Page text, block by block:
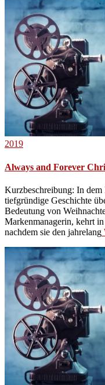
2019
Always and Forever
Kurzbeschreibung: In
tiefgründige Geschichte
Bedeutung von
Markenmanagerin, kehrt
nachdem sie den jahrelang